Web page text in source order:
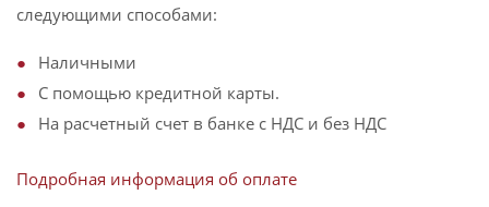
следующими способами:
Наличными
С помощью кредитной карты.
На расчетный счет в банке с НДС и без НДС
Подробная информация об оплате